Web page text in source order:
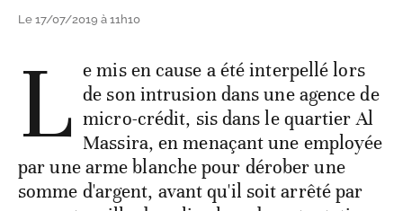
Le 17/07/2019 à 11h10
L e mis en cause a été interpellé lors
de son intrusion dans une agence de
micro-crédit, sis dans le quartier Al
Massira, en menaçant une employée
par une arme blanche pour dérober une
somme d'argent, avant qu'il soit arrêté par